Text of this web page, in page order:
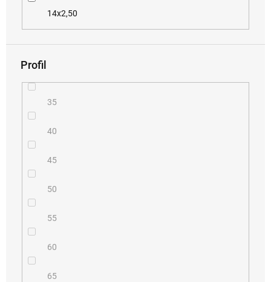
14x2,50
Profil
35
40
45
50
55
60
65